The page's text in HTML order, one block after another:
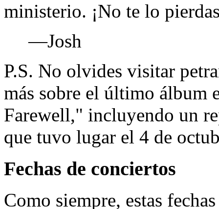
ministerio. ¡No te lo
—Josh
P.S. No olvides visitar
más sobre el último álbum
Farewell," incluyendo un
que tuvo lugar el 4 de
Fechas de conciertos
Como siempre, estas